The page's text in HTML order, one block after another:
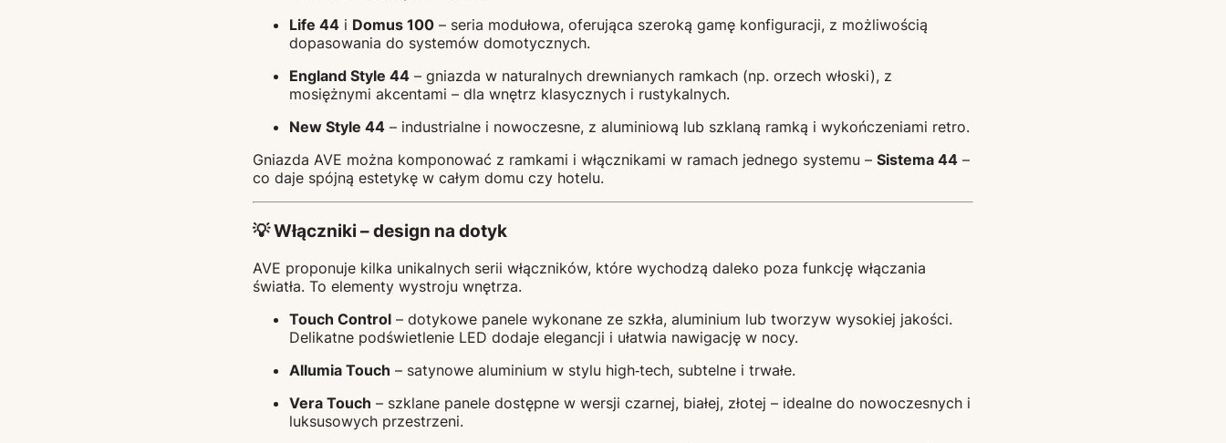
Life 44 i Domus 100 – seria modułowa, oferująca szeroką gamę konfiguracji, z możliwością
dopasowania do systemów domotycznych.
England Style 44 – gniazda w naturalnych drewnianych ramkach (np. orzech włoski), z
mosiężnymi akcentami – dla wnętrz klasycznych i rustykalnych.
New Style 44 – industrialne i nowoczesne, z aluminiową lub szklaną ramką i wykończeniami retro.
Gniazda AVE można komponować z ramkami i włącznikami w ramach jednego systemu –Sistema 44 –
co daje spójną estetykę w całym domu czy hotelu.
💡 Włączniki – design na dotyk
AVE proponuje kilka unikalnych serii włączników, które wychodzą daleko poza funkcję włączania
światła. To elementy wystroju wnętrza.
Touch Control – dotykowe panele wykonane ze szkła, aluminium lub tworzyw wysokiej jakości.
Delikatne podświetlenie LED dodaje elegancji i ułatwia nawigację w nocy.
Allumia Touch – satynowe aluminium w stylu high‑tech, subtelne i trwałe.
Vera Touch – szklane panele dostępne w wersji czarnej, białej, złotej – idealne do nowoczesnych i
luksusowych przestrzeni.